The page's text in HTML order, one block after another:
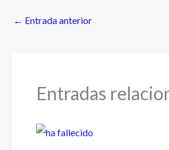
← Entrada anterior
Entradas